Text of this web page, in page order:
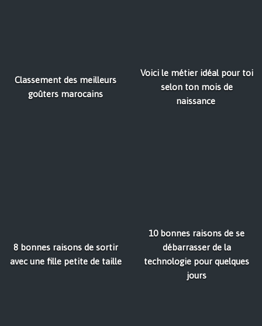
Classement des meilleurs
goûters marocains
Voici le métier idéal pour toi
selon ton mois de
naissance
8 bonnes raisons de sortir
avec une fille petite de taille
10 bonnes raisons de se
débarrasser de la
technologie pour quelques
jours